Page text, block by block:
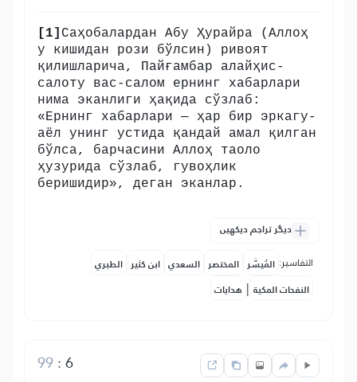
[1] Саҳобалардан Абу Ҳурайра (Аллоҳ
у кишидан рози бўлсин) ривоят
қилишларича, Пайғамбар алайҳис-
салоту вас-салом ернинг хабарлари
нима эканлиги ҳақида сўзлаб:
«Ернинг хабарлари — ҳар бир эркагу-
аёл унинг устида қандай амал қилган
бўлса, барчасини Аллоҳ таоло
ҳузурида сўзлаб, гувоҳлик
беришидир», деган эканлар.
دیگر تراجم دیکھیں
التفاسير: المُيسَّر المختصر السعدي ابن كثير الطبري
النفحات المكية | هدايات
6
:
99